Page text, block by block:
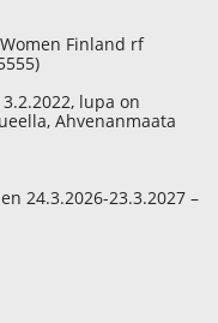
Finland rf
lupa on
Ahvenanmaata
24.3.2026-23.3.2027 –